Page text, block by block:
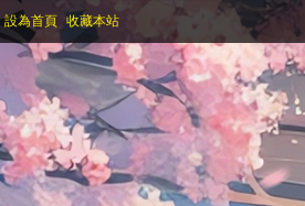
設為首頁 收藏本站